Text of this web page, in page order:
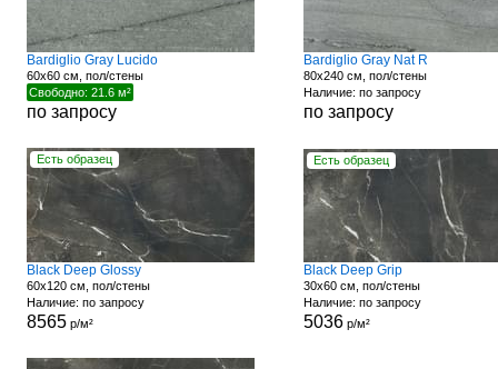
Bardiglio Gray Lucido
60x60 см, пол/стены
Свободно: 21.6 м²
по запросу
Bardiglio Gray Nat R
80x240 см, пол/стены
Наличие: по запросу
по запросу
Есть образец
Black Deep Glossy
60x120 см, пол/стены
Наличие: по запросу
8565р/м²
Есть образец
Black Deep Grip
30x60 см, пол/стены
Наличие: по запросу
5036р/м²